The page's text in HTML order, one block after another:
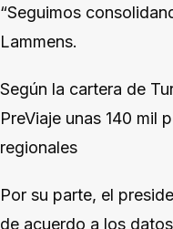
“Seguimos
Lammens.
Según la cartera de
PreViaje unas 140 mil
regionales
Por su parte, el
de acuerdo a los